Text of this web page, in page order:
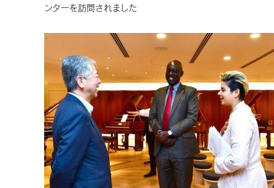
ンターを訪問されました